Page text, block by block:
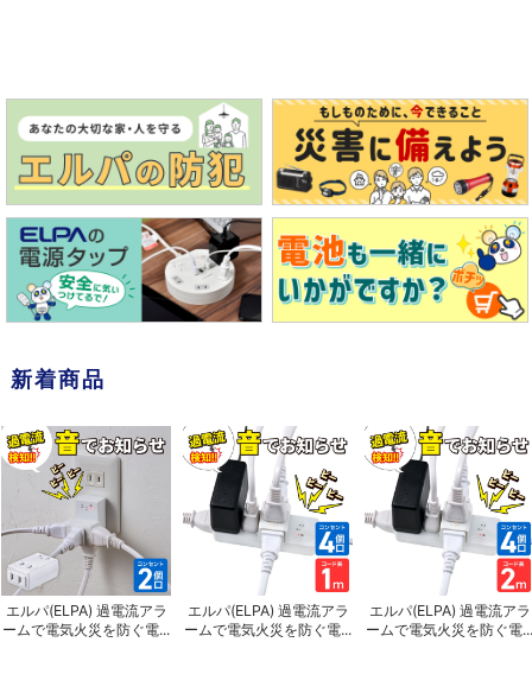
新着商品
エルパ(ELPA) 過電流アラ
ームで電気火災を防ぐ電...
エルパ(ELPA) 過電流アラ
ームで電気火災を防ぐ電...
エルパ(ELPA) 過電流アラ
ームで電気火災を防ぐ電